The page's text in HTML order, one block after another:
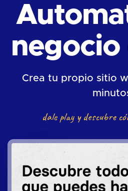
negocio
Crea tu propio sitio
dale play y descubre